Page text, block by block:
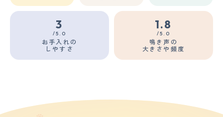
3
/5.0
お手入れの
しやすさ
1.8
/5.0
鳴き声の
大きさや頻度